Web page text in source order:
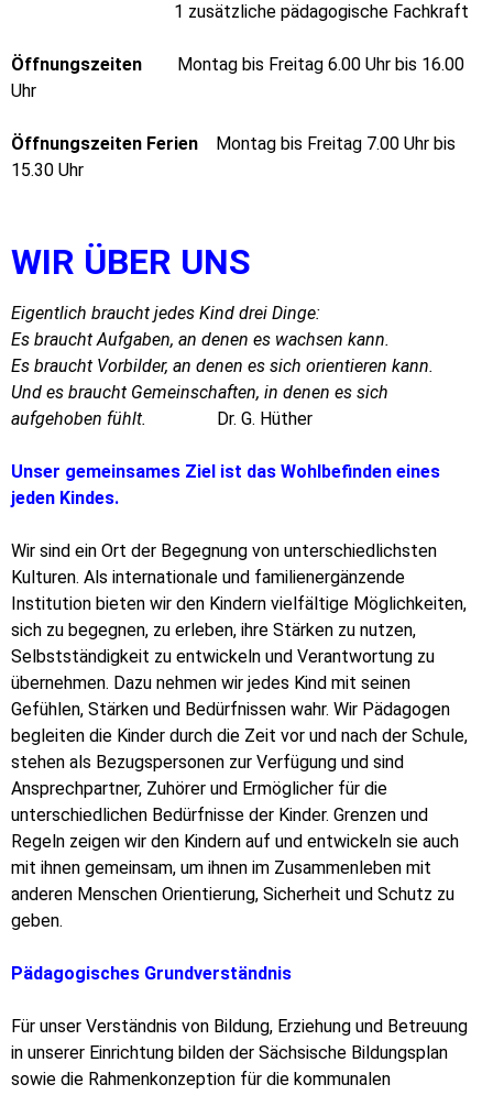
1 zusätzliche pädagogische Fachkraft
Öffnungszeiten Montag bis Freitag 6.00 Uhr bis 16.00
Uhr
Öffnungszeiten Ferien Montag bis Freitag 7.00 Uhr bis
15.30 Uhr
WIR ÜBER UNS
Eigentlich braucht jedes Kind drei Dinge:
Es braucht Aufgaben, an denen es wachsen kann.
Es braucht Vorbilder, an denen es sich orientieren kann.
Und es braucht Gemeinschaften, in denen es sich
aufgehoben fühlt.
Dr. G. Hüther
Unser gemeinsames Ziel ist das Wohlbefinden eines
jeden Kindes.
Wir sind ein Ort der Begegnung von unterschiedlichsten
Kulturen. Als internationale und familienergänzende
Institution bieten wir den Kindern vielfältige Möglichkeiten,
sich zu begegnen, zu erleben, ihre Stärken zu nutzen,
Selbstständigkeit zu entwickeln und Verantwortung zu
übernehmen. Dazu nehmen wir jedes Kind mit seinen
Gefühlen, Stärken und Bedürfnissen wahr. Wir Pädagogen
begleiten die Kinder durch die Zeit vor und nach der Schule,
stehen als Bezugspersonen zur Verfügung und sind
Ansprechpartner, Zuhörer und Ermöglicher für die
unterschiedlichen Bedürfnisse der Kinder. Grenzen und
Regeln zeigen wir den Kindern auf und entwickeln sie auch
mit ihnen gemeinsam, um ihnen im Zusammenleben mit
anderen Menschen Orientierung, Sicherheit und Schutz zu
geben.
Pädagogisches Grundverständnis
Für unser Verständnis von Bildung, Erziehung und Betreuung
in unserer Einrichtung bilden der Sächsische Bildungsplan
sowie die Rahmenkonzeption für die kommunalen